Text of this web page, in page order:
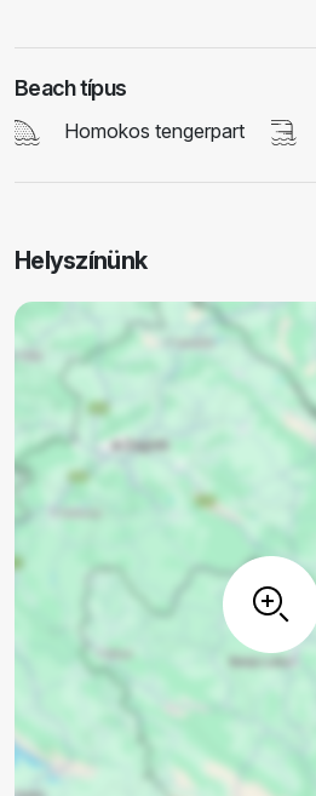
Beach típus
Homokos tengerpart
Helyszínünk